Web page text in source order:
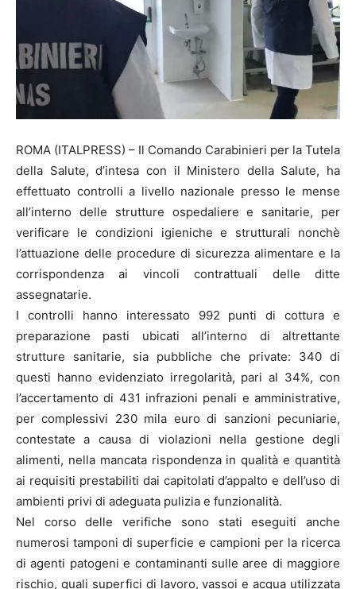
ROMA (ITALPRESS) – Il Comando Carabinieri per la Tutela
della Salute, d’intesa con il Ministero della Salute, ha
effettuato controlli a livello nazionale presso le mense
all’interno delle strutture ospedaliere e sanitarie, per
verificare le condizioni igieniche e strutturali nonchè
l’attuazione delle procedure di sicurezza alimentare e la
corrispondenza ai vincoli contrattuali delle ditte
assegnatarie.
I controlli hanno interessato 992 punti di cottura e
preparazione pasti ubicati all’interno di altrettante
strutture sanitarie, sia pubbliche che private: 340 di
questi hanno evidenziato irregolarità, pari al 34%, con
l’accertamento di 431 infrazioni penali e amministrative,
per complessivi 230 mila euro di sanzioni pecuniarie,
contestate a causa di violazioni nella gestione degli
alimenti, nella mancata rispondenza in qualità e quantità
ai requisiti prestabiliti dai capitolati d’appalto e dell’uso di
ambienti privi di adeguata pulizia e funzionalità.
Nel corso delle verifiche sono stati eseguiti anche
numerosi tamponi di superficie e campioni per la ricerca
di agenti patogeni e contaminanti sulle aree di maggiore
rischio, quali superfici di lavoro, vassoi e acqua utilizzata